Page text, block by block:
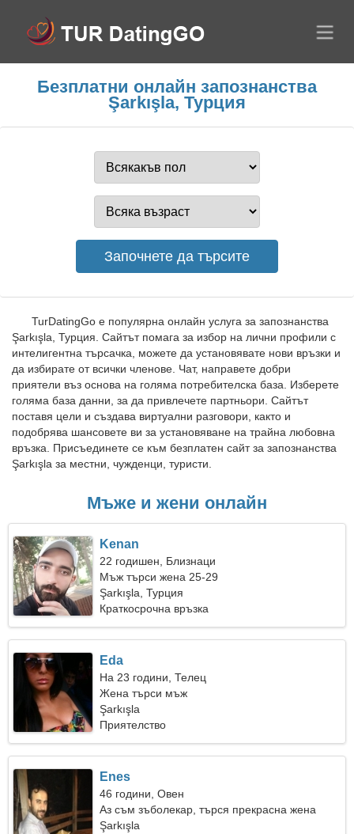
Безплатни онлайн запознанства
Şarkışla, Турция
TurDatingGo е популярна онлайн услуга за запознанства
Şarkışla, Турция. Сайтът помага за избор на лични профили с
интелигентна търсачка, можете да установявате нови връзки и
да избирате от всички членове. Чат, направете добри
приятели въз основа на голяма потребителска база. Изберете
голяма база данни, за да привлечете партньори. Сайтът
поставя цели и създава виртуални разговори, както и
подобрява шансовете ви за установяване на трайна любовна
връзка. Присъединете се към безплатен сайт за запознанства
Şarkışla за местни, чужденци, туристи.
Мъже и жени онлайн
Kenan
22 годишен, Близнаци
Мъж търси жена 25-29
Şarkışla, Турция
Краткосрочна връзка
Eda
На 23 години, Телец
Жена търси мъж
Şarkışla
Приятелство
Enes
46 години, Овен
Аз съм зъболекар, търся прекрасна жена
Şarkışla